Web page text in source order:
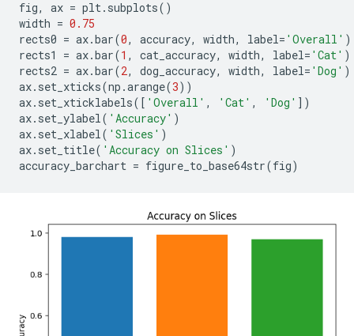
fig, ax = plt. subplots()
width = 0.75
rects0 = ax.bar(0, accuracy, width, label= 'Overall' )
rects1 = ax.bar(1 , cat_accuracy, width, label= 'Cat' )
rects2 = ax.bar(2, dog_accuracy, width, label= 'Dog' )
ax. set_xticks(np .arange(3))
ax. set_xticklabels([ 'Overall' , 'Cat' , 'Dog' ])
ax. set_ylabel( 'Accuracy' )
ax. set_xlabel( 'Slices' )
ax. set_title( 'Accuracy on Slices' )
accuracy_barchart = figure_to_base64str(fig)